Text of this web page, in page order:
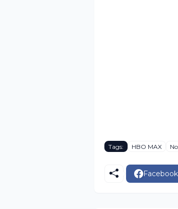
Tags: HBO MAX
Facebook